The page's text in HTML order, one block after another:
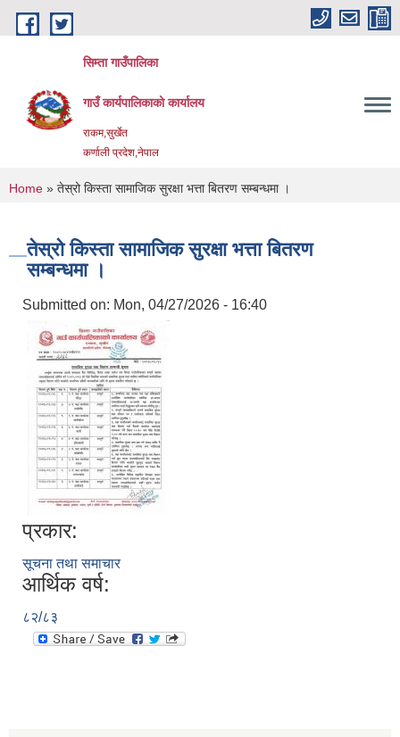
Skip to main content
सिम्ता गाउँपालिका
गाउँ कार्यपालिकाको कार्यालय
राकम,सुर्खेत
कर्णाली प्रदेश,नेपाल
You are here
Home » तेस्रो किस्ता सामाजिक सुरक्षा भत्ता बितरण सम्बन्धमा ।
तेस्रो किस्ता सामाजिक सुरक्षा भत्ता बितरण
सम्बन्धमा ।
Submitted on: Mon, 04/27/2026 - 16:40
प्रकार:
सूचना तथा समाचार
आर्थिक वर्ष:
८२/८३